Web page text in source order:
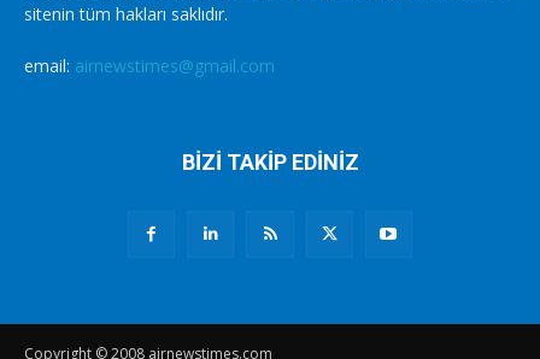
sitenin tüm hakları saklıdır.
email: airnewstimes@gmail.com
BİZİ TAKİP EDİNİZ
Copyright © 2008 airnewstimes.com